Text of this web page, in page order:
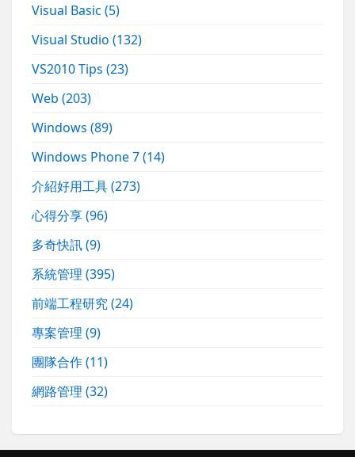
Visual Basic(5)
Visual Studio(132)
VS2010 Tips(23)
Web(203)
Windows(89)
Windows Phone 7(14)
介紹好用工具(273)
心得分享(96)
多奇快訊(9)
系統管理(395)
前端工程研究(24)
專案管理(9)
團隊合作(11)
網路管理(32)